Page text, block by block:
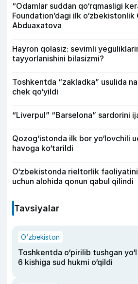
“Odamlar suddan qo‘rqmasligi
Foundation’dagi ilk o‘zbekistonlik
Abduaxatova
Hayron qolasiz: sevimli
tayyorlanishini bilasizmi?
Toshkentda “zakladka” usulida
chek qo‘yildi
“Liverpul” “Barselona” sardorini
Qozog‘istonda ilk bor yo‘lovchili
havoga ko‘tarildi
O‘zbekistonda rieltorlik
uchun alohida qonun qabul qilindi
Tavsiyalar
O‘zbekiston
Toshkentda o‘pirilib tushgan
6 kishiga sud hukmi o‘qildi